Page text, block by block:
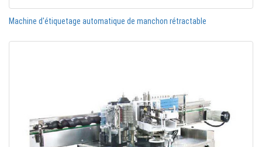
Machine d'étiquetage automatique de manchon rétractable